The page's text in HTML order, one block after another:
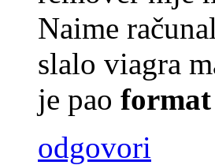
Naime
slalo viagra
je pao format
odgovori